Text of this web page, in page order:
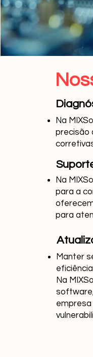
Na
precisão
Na
para a
para
Manter
Na